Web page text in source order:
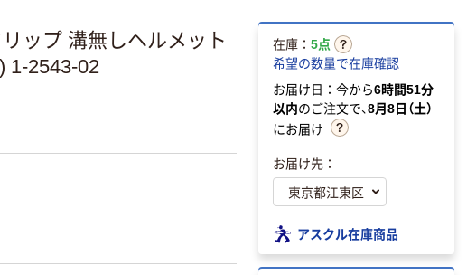
ップ 溝無しヘルメット
1-2543-02
在庫： 5点
希望の数量で在庫確認
お届け日：今から6時間51分
以内のご注文で、8月8日（土）
にお届け
お届け先：
アスクル在庫商品